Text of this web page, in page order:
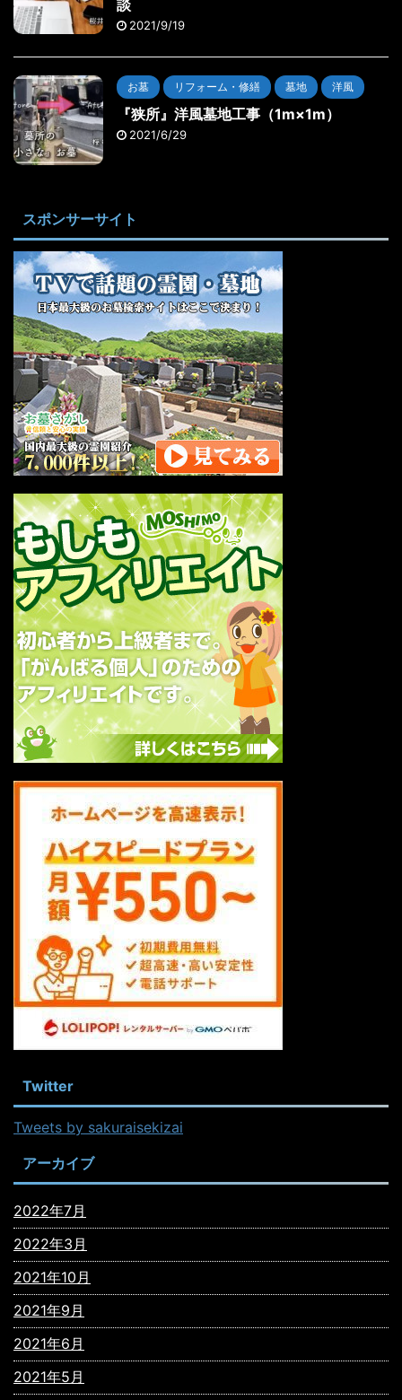
談
2021/9/19
お墓 リフォーム・修繕 墓地 洋風
『狭所』洋風墓地工事（1m×1m）
2021/6/29
スポンサーサイト
Twitter
Tweets by sakuraisekizai
アーカイブ
2022年7月
2022年3月
2021年10月
2021年9月
2021年6月
2021年5月